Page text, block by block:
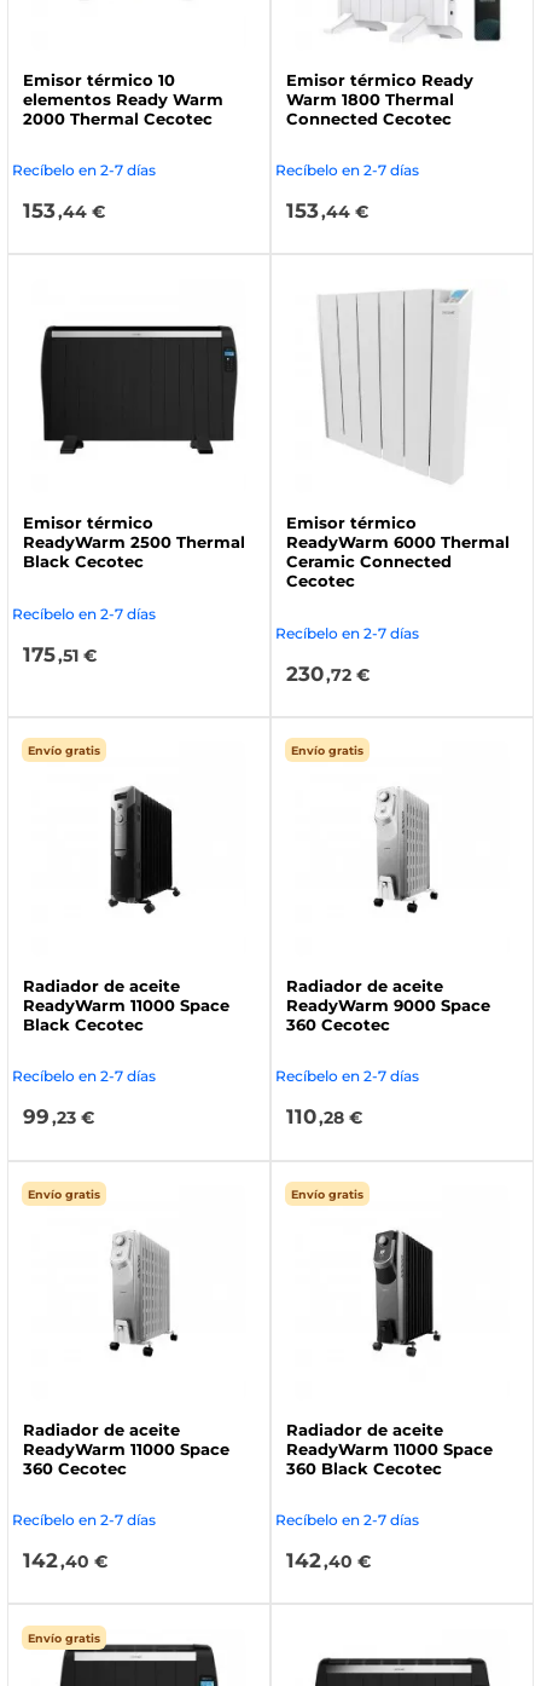
Emisor térmico 10
elementos Ready Warm
2000 Thermal Cecotec
Recíbelo en 2-7 días
153,44 €
Emisor térmico Ready
Warm 1800 Thermal
Connected Cecotec
Recíbelo en 2-7 días
153,44 €
Emisor térmico
ReadyWarm 2500 Thermal
Black Cecotec
Recíbelo en 2-7 días
175,51 €
Emisor térmico
ReadyWarm 6000 Thermal
Ceramic Connected
Cecotec
Recíbelo en 2-7 días
230,72 €
Envío gratis
Radiador de aceite
ReadyWarm 11000 Space
Black Cecotec
Recíbelo en 2-7 días
99,23 €
Envío gratis
Radiador de aceite
ReadyWarm 9000 Space
360 Cecotec
Recíbelo en 2-7 días
110,28 €
Envío gratis
Radiador de aceite
ReadyWarm 11000 Space
360 Cecotec
Recíbelo en 2-7 días
142,40 €
Envío gratis
Radiador de aceite
ReadyWarm 11000 Space
360 Black Cecotec
Recíbelo en 2-7 días
142,40 €
Envío gratis